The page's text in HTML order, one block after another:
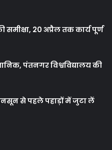
समीक्षा, 20 अप्रैल तक कार्य पूर्ण
पंतनगर विश्वविद्यालय की
से पहले पहाड़ों में जुटा लें